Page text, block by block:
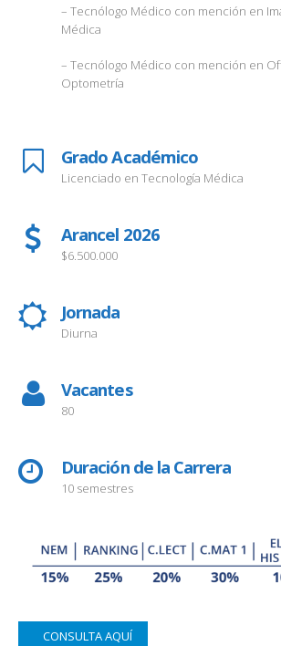
– Tecnólogo Médico con mención en
Médica
– Tecnólogo Médico con mención en
Optometría
Grado Académico
Licenciado en Tecnología Médica
Arancel 2026
$6.500.000
Jornada
Diurna
Vacantes
80
Duración de la Carrera
10 semestres
CONSULTA AQUÍ